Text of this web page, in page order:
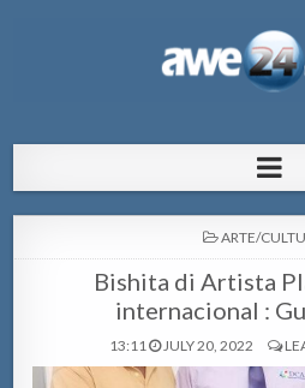
pa
POSTED
ARTE/
Bishita di Artista
internacional :
13:11 JULY 20, 2022